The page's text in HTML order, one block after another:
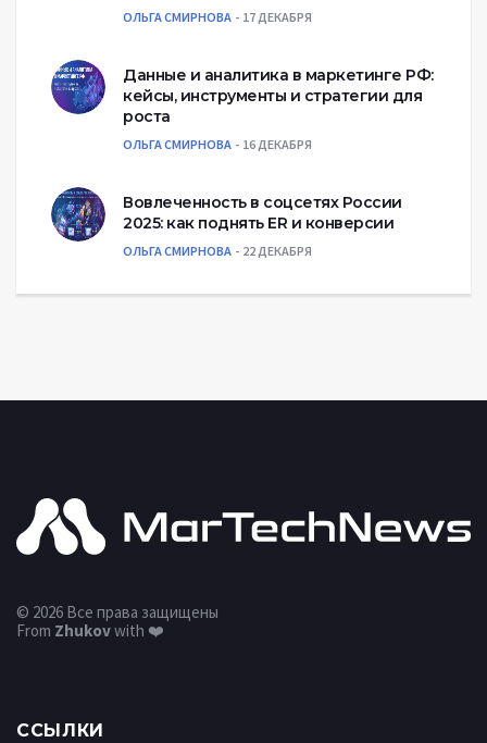
ОЛЬГА СМИРНОВА 17 ДЕКАБРЯ
Данные и аналитика в маркетинге РФ:
кейсы, инструменты и стратегии для
роста
ОЛЬГА СМИРНОВА 16 ДЕКАБРЯ
Вовлеченность в соцсетях России
2025: как поднять ER и конверсии
ОЛЬГА СМИРНОВА 22 ДЕКАБРЯ
© 2026 Все права защищены
From Zhukovwith ❤️
ССЫЛКИ